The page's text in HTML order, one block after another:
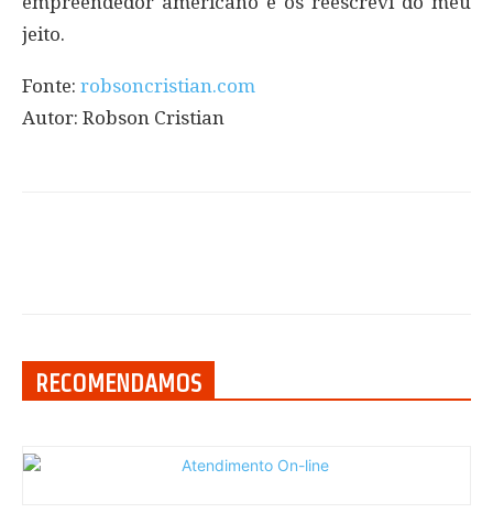
jeito.
Fonte: robsoncristian.com
Autor: Robson Cristian
RECOMENDAMOS